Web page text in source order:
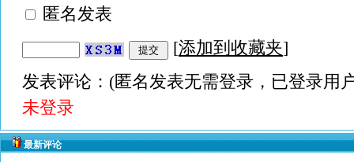
匿名发表
[添加到收藏夹]
发表评论：(匿名发表无需登录，已登录用
未登录
最新评论